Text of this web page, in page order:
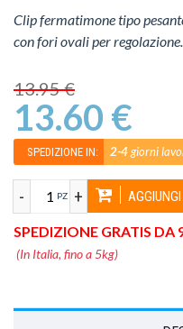
Clip fermatimone tipo
con fori ovali per regolazione.
13.95 €
13.60 €
SPEDIZIONE IN: 2-4giorni
PZ +
-
SPEDIZIONE GRATIS DA
(In Italia, fino a 5kg)